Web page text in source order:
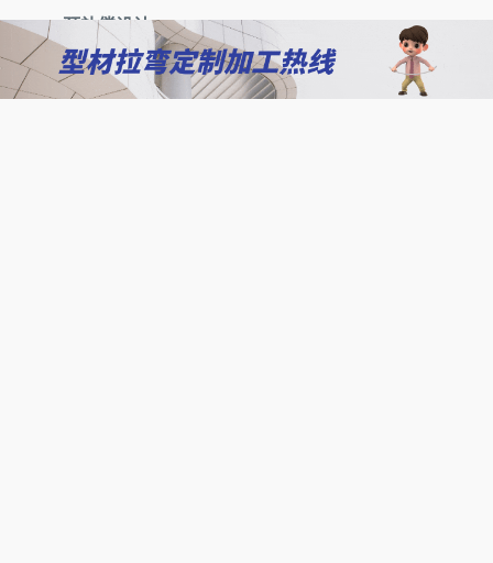
预补偿设计
参数调整